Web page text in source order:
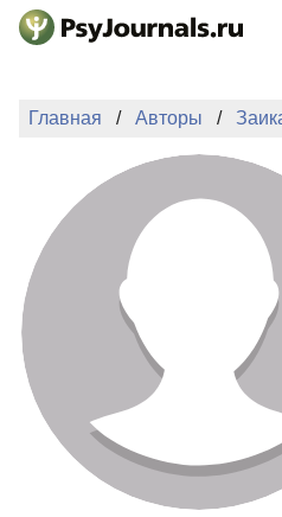
Перейти к основному
ПОДАТЬ
БАЗА
Регистрация
Главная Авторы